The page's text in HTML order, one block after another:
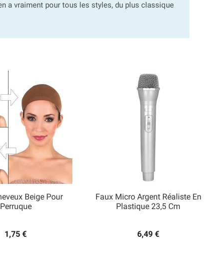
a vraiment pour tous les styles, du plus classique
Beige Pour
Perruque
1,75 €
Aperçu rapide
Faux Micro Argent Réaliste En
Plastique 23,5 Cm
6,49 €
Aperçu rapide